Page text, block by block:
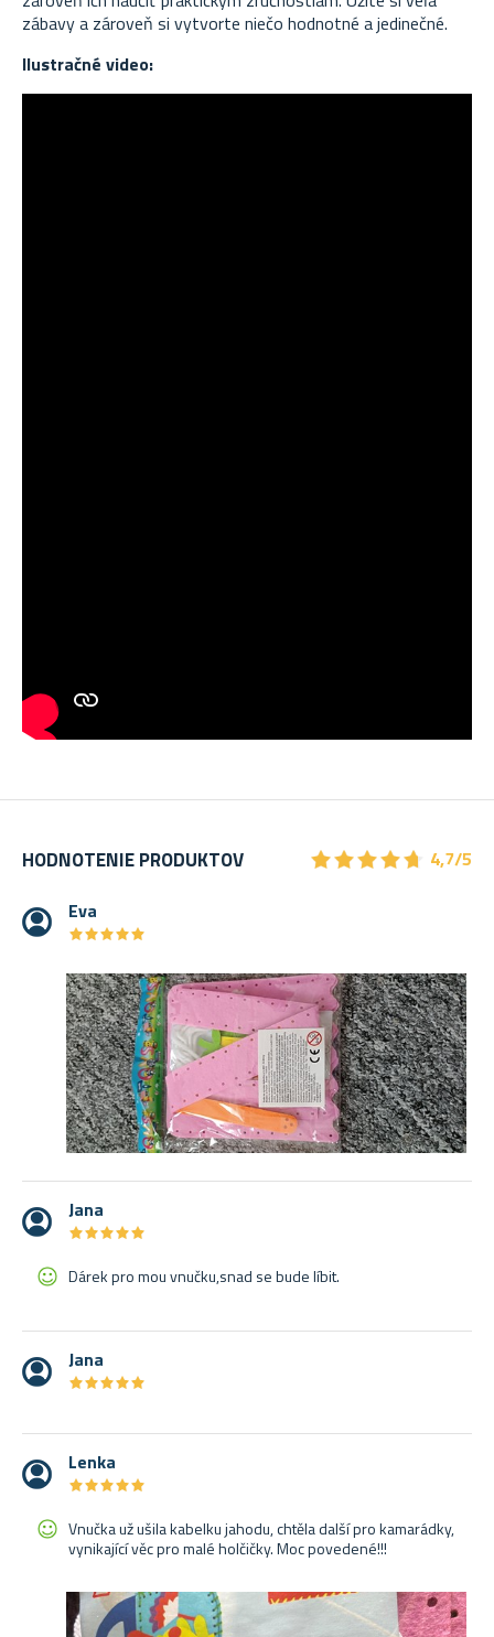
zábavy a zároveň si vytvorte niečo hodnotné a jedinečné.
Ilustračné video:
HODNOTENIE PRODUKTOV ★★★★★
★★★★★ 4,7/5
Eva
★★★★★
★★★★★
Jana
★★★★★
★★★★★
Dárek pro mou vnučku,snad se bude líbit.
Jana
★★★★★
★★★★★
Lenka
★★★★★
★★★★★
Vnučka už ušila kabelku jahodu, chtěla další pro kamarádky,
vynikající věc pro malé holčičky. Moc povedené!!!